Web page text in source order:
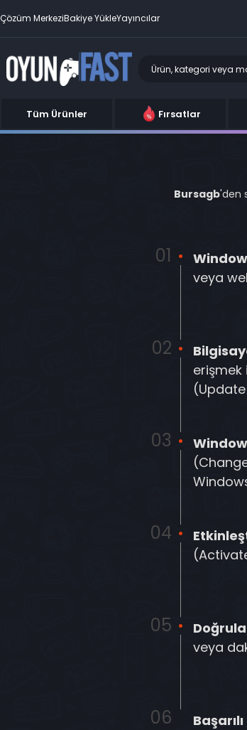
Çözüm MerkeziBakiye YükleYayıncılar
Tüm Ürünler Fırsatlar
Bursagb'den
veya
erişmek
veya